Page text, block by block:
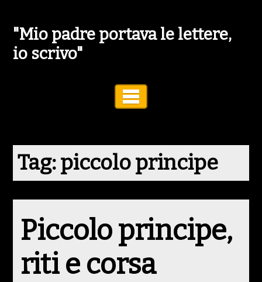
"Mio padre portava le lettere,
io scrivo"
Tag:piccolo principe
Piccolo principe,
riti e corsa